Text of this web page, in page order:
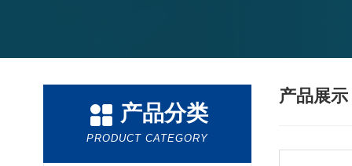
产品分类
PRODUCT CATEGORY
产品展示